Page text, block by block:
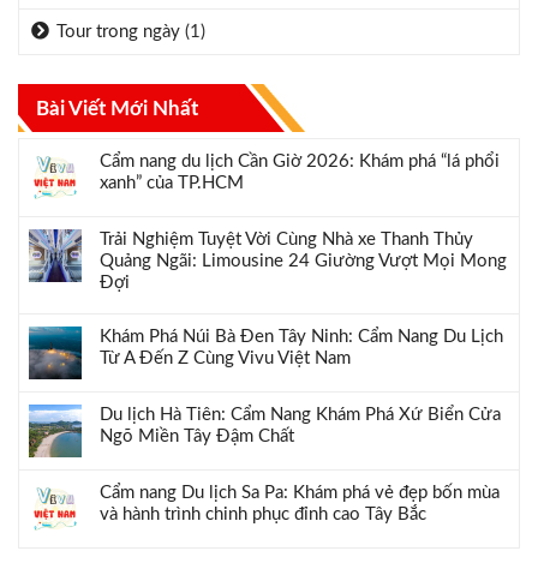
Tour trong ngày (1)
Bài Viết Mới Nhất
Cẩm nang du lịch Cần Giờ 2026: Khám phá “lá phổi
xanh” của TP.HCM
Trải Nghiệm Tuyệt Vời Cùng Nhà xe Thanh Thủy
Quảng Ngãi: Limousine 24 Giường Vượt Mọi Mong
Đợi
Khám Phá Núi Bà Đen Tây Ninh: Cẩm Nang Du Lịch
Từ A Đến Z Cùng Vivu Việt Nam
Du lịch Hà Tiên: Cẩm Nang Khám Phá Xứ Biển Cửa
Ngõ Miền Tây Đậm Chất
Cẩm nang Du lịch Sa Pa: Khám phá vẻ đẹp bốn mùa
và hành trình chinh phục đỉnh cao Tây Bắc